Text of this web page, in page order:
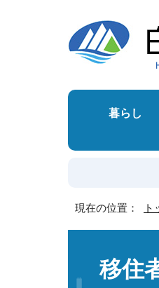
暮らし
現在の位置： ト
移住